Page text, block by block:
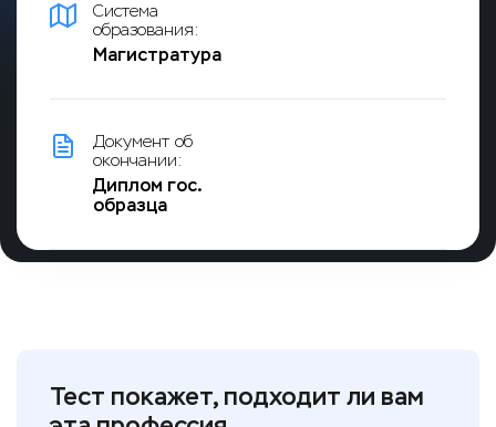
Система
образования:
Магистратура
Документ об
окончании:
Диплом гос.
образца
Тест покажет, подходит ли вам